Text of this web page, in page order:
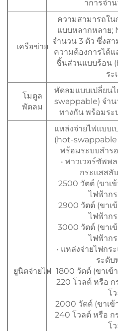
าการจำ
เครือข่าย
ความสามารถใน
แบบหลากหลาย;
จำนวน 3 ตัว ซึ่งส
ความต้องการได้แ
ชิ้นส่วนแบบร้อน
ระ
โมดูล
พัดลม
พัดลมแบบเปลี่ยน
swappable) จำ
ทางกัน พร้อมระ
ยูนิตจ่ายไฟ
แหล่งจ่ายไฟแบบ
(hot-swappable
พร้อมระบบสำร
• พาวเวอร์ซัพพ
กระแสสลั
2500 วัตต์ (ขาเ
ไฟฟ้าก
2900 วัตต์ (ขาเ
ไฟฟ้าก
3000 วัตต์ (ขาเ
ไฟฟ้าก
• แหล่งจ่ายไฟก
ระดับ
1800 วัตต์ (ขาเข้
220 โวลต์ หรือ ก
โ
2000 วัตต์ (ขาเข้
240 โวลต์ หรือ ก
โ